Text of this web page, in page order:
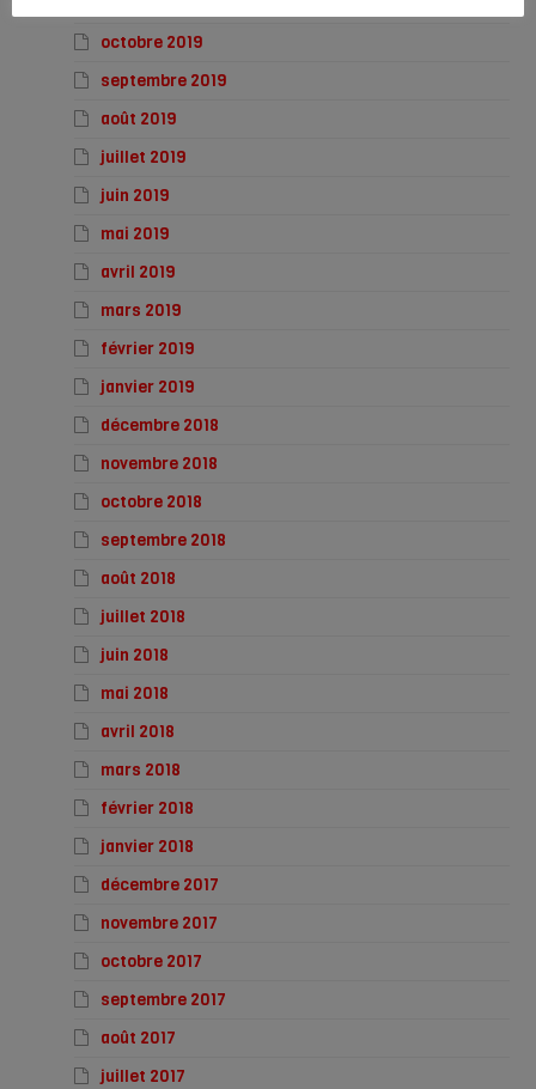
octobre 2019
septembre 2019
août 2019
juillet 2019
juin 2019
mai 2019
avril 2019
mars 2019
février 2019
janvier 2019
décembre 2018
novembre 2018
octobre 2018
septembre 2018
août 2018
juillet 2018
juin 2018
mai 2018
avril 2018
mars 2018
février 2018
janvier 2018
décembre 2017
novembre 2017
octobre 2017
septembre 2017
août 2017
juillet 2017